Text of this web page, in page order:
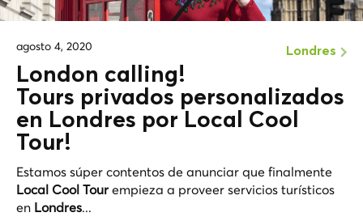
agosto 4, 2020 Londres
London calling!
Tours privados personalizados
en Londres por Local Cool
Tour!
Estamos súper contentos de anunciar que finalmente
Local Cool Tour empieza a proveer servicios turísticos
en Londres...